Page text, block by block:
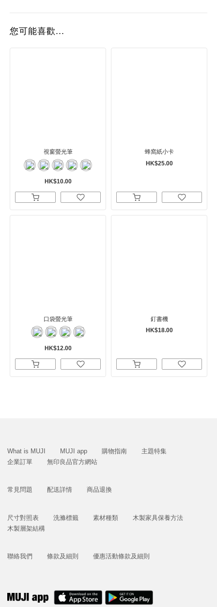
您可能喜歡...
視窗螢光筆
HK$10.00
蜂窩紙小卡
HK$25.00
口袋螢光筆
HK$12.00
釘書機
HK$18.00
What is MUJI MUJI app 購物指南
主題特集
企業訂單
無印良品官方網站
常見問題 配送詳情 商品退換
尺寸對照表 洗滌標籤 素材種類
木製家具保養方法
木製層架結構
聯絡我們 條款及細則 優惠活動條款及細則